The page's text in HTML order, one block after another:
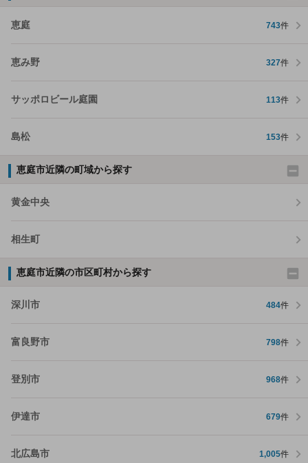
恵庭 743件
恵み野 327件
サッポロビール庭園 113件
島松 153件
恵庭市近隣の町域から探す
黄金中央
相生町
恵庭市近隣の市区町村から探す
深川市 484件
富良野市 798件
登別市 968件
伊達市 679件
北広島市 1,005件